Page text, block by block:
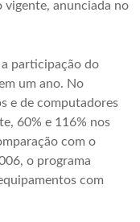
vigente, anunciada no
participação do
um ano. No
e de computadores
60% e 116% nos
com o
o programa
com